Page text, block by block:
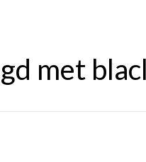
met